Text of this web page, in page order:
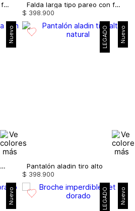
Vestido largo bordado con flecos
Falda larga tipo pareo con flecos
$ 398.900
Nuevo
Blusón manga campana con insumo
Nuevo
LEGADO
Pantalón aladin tiro alto
$ 398 900
Nuevo Nuevo
LEGADO